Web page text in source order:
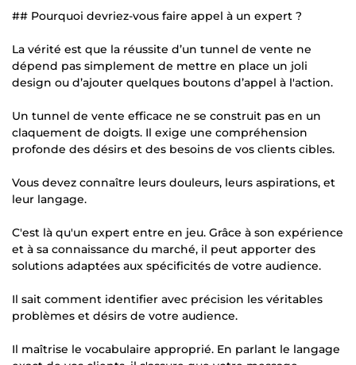
## Pourquoi devriez-vous faire appel à un expert ?
La vérité est que la réussite d’un tunnel de vente ne
dépend pas simplement de mettre en place un joli
design ou d’ajouter quelques boutons d’appel à l'action.
Un tunnel de vente efficace ne se construit pas en un
claquement de doigts. Il exige une compréhension
profonde des désirs et des besoins de vos clients cibles.
Vous devez connaître leurs douleurs, leurs aspirations, et
leur langage.
C'est là qu'un expert entre en jeu. Grâce à son expérience
et à sa connaissance du marché, il peut apporter des
solutions adaptées aux spécificités de votre audience.
Il sait comment identifier avec précision les véritables
problèmes et désirs de votre audience.
Il maîtrise le vocabulaire approprié. En parlant le langage